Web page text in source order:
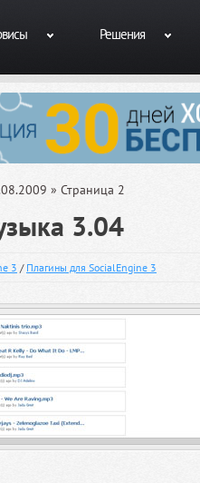
Решения
» Страница 2
3.04
3 / Плагины для SocialEngine 3